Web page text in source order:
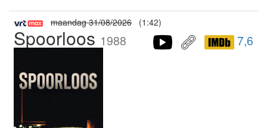
maandag 31/08/2026 (1:42)
Spoorloos 1988 7,6